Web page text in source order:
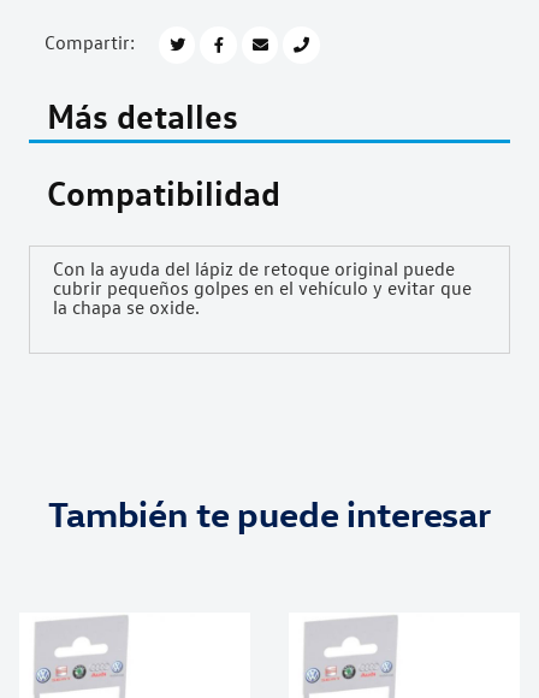
Compartir:
Más detalles
Compatibilidad
Con la ayuda del lápiz de retoque original puede
cubrir pequeños golpes en el vehículo y evitar que
la chapa se oxide.
También te puede interesar